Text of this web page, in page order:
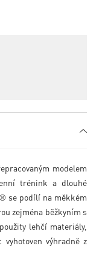
modelem
trénink a dlouhé
se podílí na měkkém
zejména běžkyním s
lehčí materiály,
výhradně z